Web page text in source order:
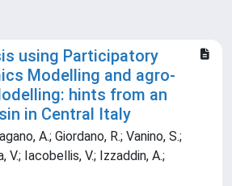
using Participatory
Modelling and agro-
hints from an
in Central Italy
A.; Giordano, R.; Vanino, S.;
V.; Iacobellis, V.; Izzaddin, A.;